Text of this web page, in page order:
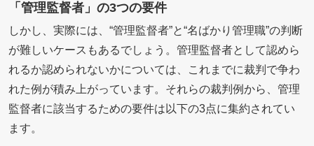
「管理監督者」の3つの要件
しかし、実際には、“管理監督者”と“名ばかり管理職”の判断
が難しいケースもあるでしょう。管理監督者として認めら
れるか認められないかについては、これまでに裁判で争わ
れた例が積み上がっています。それらの裁判例から、管理
監督者に該当するための要件は以下の3点に集約されてい
ます。